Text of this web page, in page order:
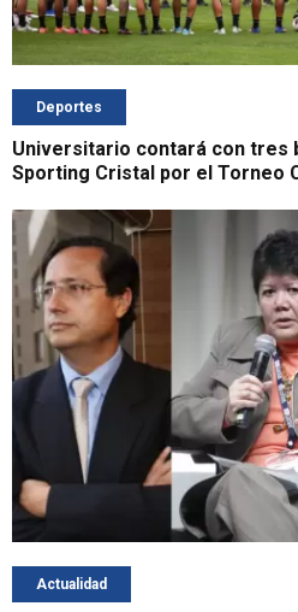
Deportes
Universitario contará con tres
Sporting Cristal por el Torneo
Actualidad